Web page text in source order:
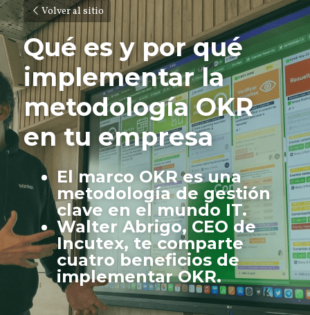
Volver al sitio
Qué es y por qué
implementar la
metodología OKR
en tu empresa
El marco OKR es una
metodología de gestión
clave en el mundo IT.
Walter Abrigo, CEO de
Incutex, te comparte
cuatro beneficios de
implementar OKR.